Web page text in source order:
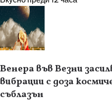
Венера във Везни
вибрации с доза
съблазън